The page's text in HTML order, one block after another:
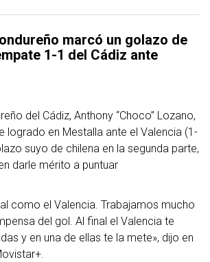
marcó un golazo de
1-1 del Cádiz ante
del Cádiz, Anthony “Choco” Lozano,
logrado en Mestalla ante el Valencia (1-
suyo de chilena en la segunda parte,
darle mérito a puntuar
como el Valencia. Trabajamos mucho
del gol. Al final el Valencia te
y en una de ellas te la mete», dijo en